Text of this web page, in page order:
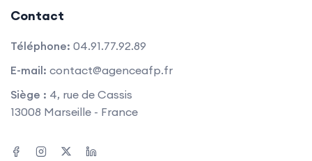
Contact
Téléphone: 04.91.77.92.89
E-mail: contact@agenceafp.fr
Siège : 4, rue de Cassis
13008 Marseille - France